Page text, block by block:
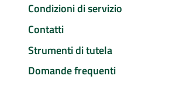
Condizioni di servizio
Contatti
Strumenti di tutela
Domande frequenti